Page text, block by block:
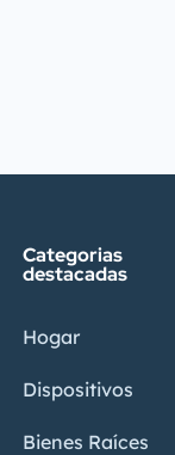
Categorias
destacadas
Hogar
Dispositivos
Bienes Raíces